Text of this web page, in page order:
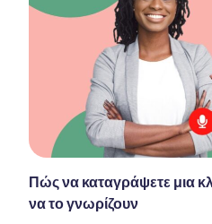
Πώς να καταγράψετε μια
να το γνωρίζουν